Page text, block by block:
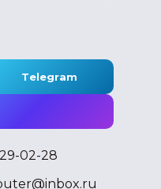
Telegram
02-28